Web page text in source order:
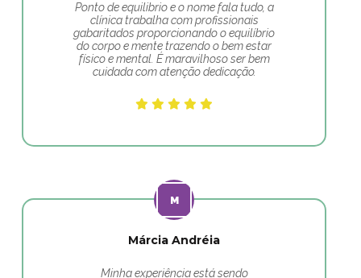
Ponto de equilibrio e o nome fala tudo, a
clínica trabalha com profissionais
gabaritados proporcionando o equilíbrio
do corpo e mente trazendo o bem estar
físico e mental. É maravilhoso ser bem
cuidada com atenção dedicação.
Márcia Andréia
Minha experiência está sendo